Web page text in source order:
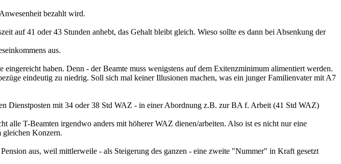
bezahlt wird.
auf 41 oder 43 Stunden anhebt, das Gehalt bleibt gleich. Wieso sollte es dann bei Absenkung der
aus.
haben. Denn - der Beamte muss wenigstens auf dem Exitenzminimum alimentiert werden.
eindeutig zu niedrig. Soll sich mal keiner Illusionen machen, was ein junger Familienvater mit A7
Dienstposten mit 34 oder 38 Std WAZ - in einer Abordnung z.B. zur BA f. Arbeit (41 Std WAZ)
T-Beamten irgendwo anders mit höherer WAZ dienen/arbeiten. Also ist es nicht nur eine
gleichen Konzern.
aus, weil mittlerweile - als Steigerung des ganzen - eine zweite "Nummer" in Kraft gesetzt